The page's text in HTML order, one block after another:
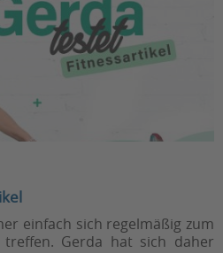
einfach sich regelmäßig zum
Gerda hat sich daher